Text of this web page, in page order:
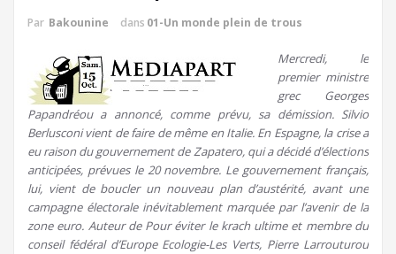
Par Bakounine dans 01-Un monde plein de trous
Mercredi, le
premier ministre
grec Georges
Papandréou a annoncé, comme prévu, sa démission. Silvio
Berlusconi vient de faire de même en Italie. En Espagne, la crise a
eu raison du gouvernement de Zapatero, qui a décidé d’élections
anticipées, prévues le 20 novembre. Le gouvernement français,
lui, vient de boucler un nouveau plan d’austérité, avant une
campagne électorale inévitablement marquée par l’avenir de la
zone euro. Auteur de Pour éviter le krach ultime et membre du
conseil fédéral d’Europe Ecologie-Les Verts, Pierre Larrouturou